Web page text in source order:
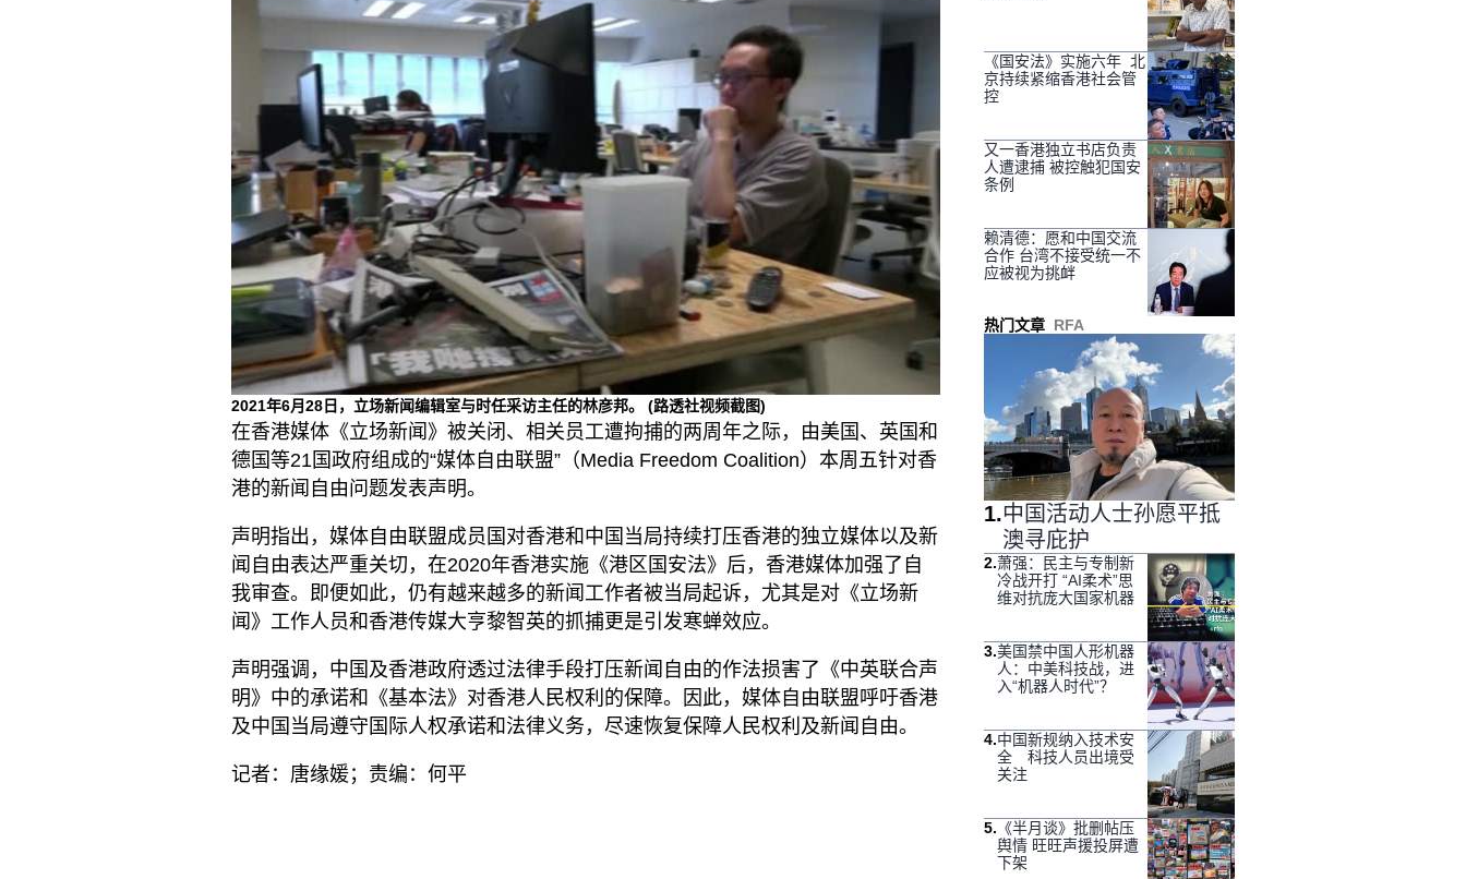
播客
显示 播客 个子部分
《亚太报道》音频
漫画
事实查核
显示 视频 个子部分
亚洲很想聊
专题与访谈
兵家常事
2021年6月28日，立场新闻编辑室与时任采访主任的林彦邦。 (路透社视频截图)
在香港媒体《立场新闻》被关闭、相关员工遭拘捕的两周年之际，由美国、英国和
德国等21国政府组成的“媒体自由联盟”（Media Freedom Coalition）本周五针对香
港的新闻自由问题发表声明。
声明指出，媒体自由联盟成员国对香港和中国当局持续打压香港的独立媒体以及新
闻自由表达严重关切，在2020年香港实施《港区国安法》后，香港媒体加强了自
我审查。即便如此，仍有越来越多的新闻工作者被当局起诉，尤其是对《立场新
闻》工作人员和香港传媒大亨黎智英的抓捕更是引发寒蝉效应。
声明强调，中国及香港政府透过法律手段打压新闻自由的作法损害了《中英联合声
明》中的承诺和《基本法》对香港人民权利的保障。因此，媒体自由联盟呼吁香港
及中国当局遵守国际人权承诺和法律义务，尽速恢复保障人民权利及新闻自由。
记者：唐缘媛；责编：何平
《国安法》实施六年 北
京持续紧缩香港社会管
控
又一香港独立书店负责
人遭逮捕 被控触犯国安
条例
赖清德：愿和中国交流
合作 台湾不接受统一不
应被视为挑衅
热门文章 RFA
1.中国活动人士孙愿平抵
澳寻庇护
2.萧强：民主与专制新
冷战开打 “AI柔术”思
维对抗庞大国家机器
3.美国禁中国人形机器
人：中美科技战，进
入“机器人时代”？
4.中国新规纳入技术安
全 科技人员出境受
关注
5. 《半月谈》批删帖压
舆情 旺旺声援投屏遭
下架